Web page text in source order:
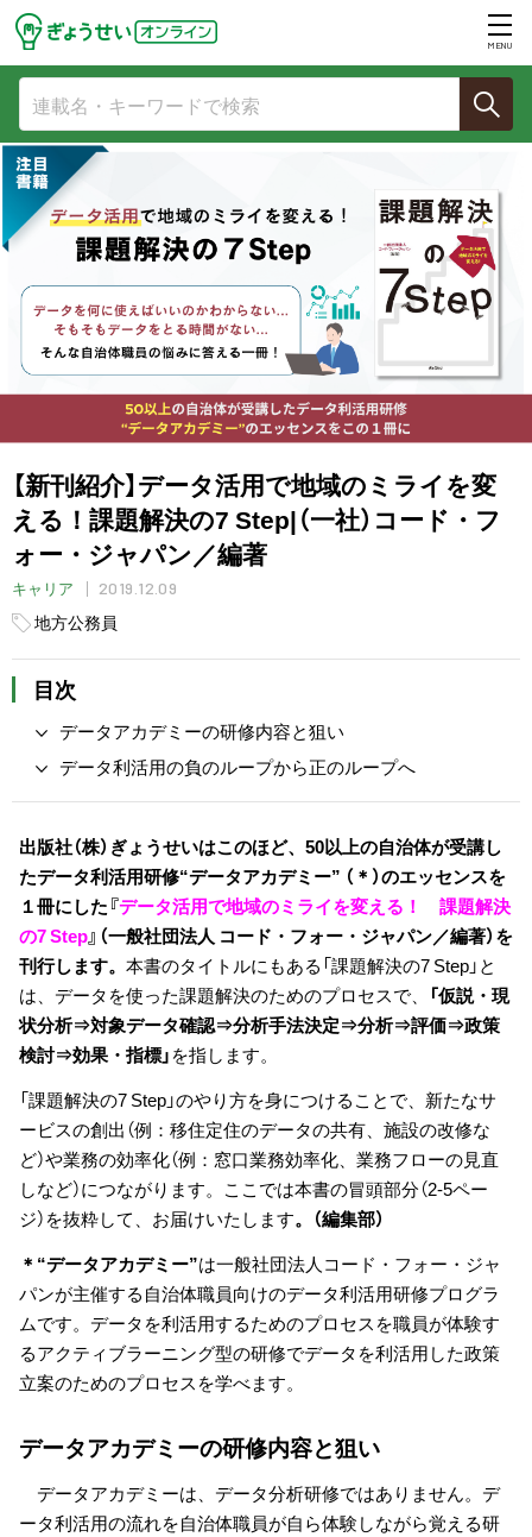
MENU
【新刊紹介】データ活用で地域のミライを変
える！課題解決の7 Step|（一社）コード・フ
ォー・ジャパン／編著
キャリア
2019.12.09
地方公務員
目次
データアカデミーの研修内容と狙い
データ利活用の負のループから正のループへ
出版社（株）ぎょうせいはこのほど、50以上の自治体が受講し
たデータ利活用研修“データアカデミー” （＊）のエッセンスを
１冊にした『データ活用で地域のミライを変える！ 課題解決
の7 Step』（一般社団法人 コード・フォー・ジャパン／編著）を
刊行します。 本書のタイトルにもある「課題解決の7 Step」と
は、データを使った課題解決のためのプロセスで、
「仮説・現
状分析⇒対象データ確認⇒分析手法決定⇒分析⇒評価⇒政策
検討⇒効果・指標」を指します。
「課題解決の7 Step」のやり方を身につけることで、新たなサ
ービスの創出（例：移住定住のデータの共有、施設の改修な
ど）や業務の効率化（例：窓口業務効率化、業務フローの見直
しなど）につながります。ここでは本書の冒頭部分（2-5ペー
ジ）を抜粋して、お届けいたします。（編集部）
＊“データアカデミー”は一般社団法人コード・フォー・ジャ
パンが主催する自治体職員向けのデータ利活用研修プログラ
ムです。データを利活用するためのプロセスを職員が体験す
るアクティブラーニング型の研修でデータを利活用した政策
立案のためのプロセスを学べます。
データアカデミーの研修内容と狙い
データアカデミーは、データ分析研修ではありません。デ
ータ利活用の流れを自治体職員が自ら体験しながら覚える研